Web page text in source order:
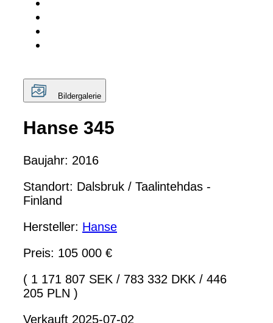
Bildergalerie
Hanse 345
Baujahr: 2016
Standort: Dalsbruk / Taalintehdas -
Finland
Hersteller: Hanse
Preis: 105 000 €
( 1 171 807 SEK / 783 332 DKK / 446
205 PLN )
Verkauft 2025-07-02